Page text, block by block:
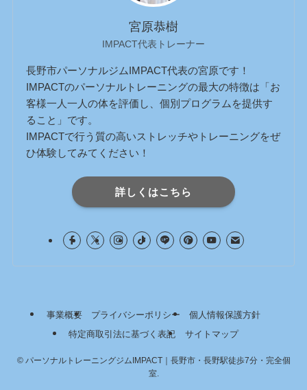
宮原恭樹
IMPACT代表トレーナー
長野市パーソナルジムIMPACT代表の宮原です！
IMPACTのパーソナルトレーニングの最大の特徴は「お
客様一人一人の体を評価し、個別プログラムを提供す
ること」です。
IMPACTで行う質の高いストレッチやトレーニングをぜ
ひ体験してみてください！
詳しくはこちら
事業概要 プライバシーポリシー
個人情報保護方針
特定商取引法に基づく表記
サイトマップ
©パーソナルトレーニングジムIMPACT｜長野市・長野駅徒歩7分・完全個
室.